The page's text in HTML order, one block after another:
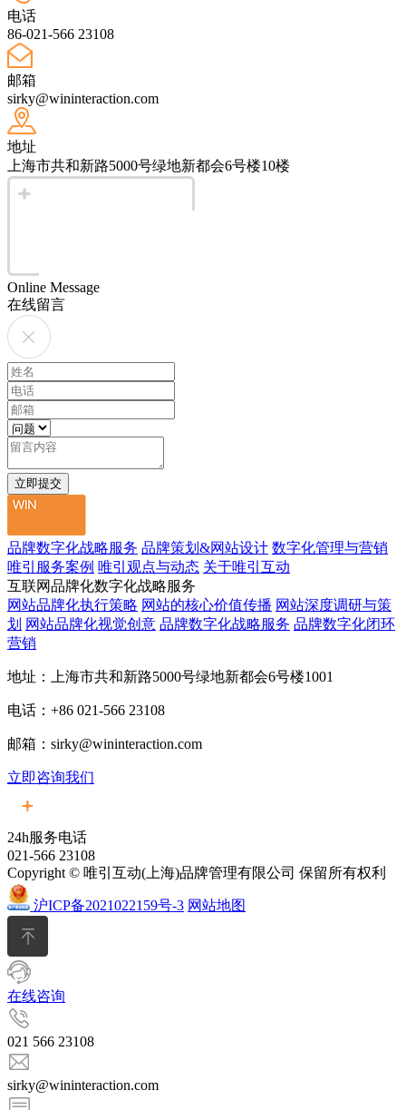
电话
86-021-566 23108
邮箱
sirky@wininteraction.com
地址
上海市共和新路5000号绿地新都会6号楼10楼
Online Message
在线留言
品牌数字化战略服务 品牌策划&网站设计 数字化管理与营销
唯引服务案例 唯引观点与动态 关于唯引互动
互联网品牌化数字化战略服务
网站品牌化执行策略 网站的核心价值传播 网站深度调研与策
划 网站品牌化视觉创意 品牌数字化战略服务 品牌数字化闭环
营销
地址：上海市共和新路5000号绿地新都会6号楼1001
电话：+86 021-566 23108
邮箱：sirky@wininteraction.com
立即咨询我们
24h服务电话
021-566 23108
Copyright © 唯引互动(上海)品牌管理有限公司 保留所有权利
沪ICP备2021022159号-3 网站地图
在线咨询
021 566 23108
sirky@wininteraction.com